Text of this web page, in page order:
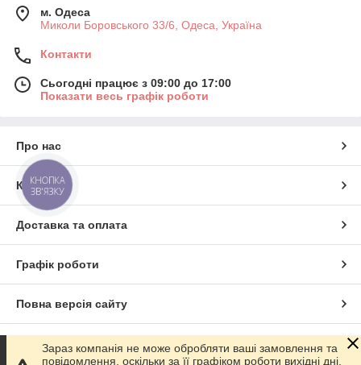
м. Одеса
Миколи Боровського 33/6, Одеса, Україна
Контакти
Сьогодні працює з 09:00 до 17:00
Показати весь графік роботи
Про нас
Контакти
Доставка та оплата
Графік роботи
Повна версія сайту
Сайт створено на маркетплейсі Prom.ua
Зараз компанія не може обробляти ваші замовлення та
повідомлення, оскільки за її графіком роботи вихідні дні.
КНОПКА
ЗВ'ЯЗКУ